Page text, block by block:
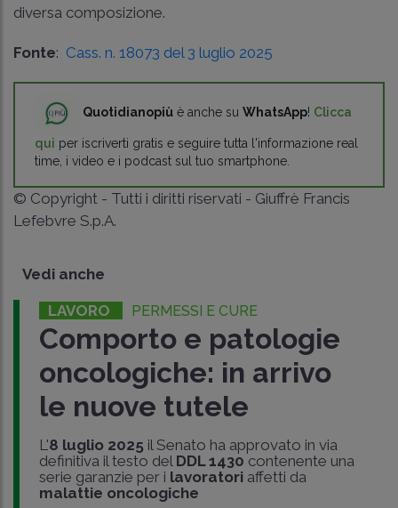
diversa composizione.
Fonte: Cass. n. 18073 del 3 luglio 2025
Quotidianopiù è anche su WhatsApp! Clicca
qui per iscriverti gratis e seguire tutta l'informazione real
time, i video e i podcast sul tuo smartphone.
© Copyright - Tutti i diritti riservati - Giuffrè Francis
Lefebvre S.p.A.
Vedi anche
LAVORO PERMESSI E CURE
Comporto e patologie
oncologiche: in arrivo
le nuove tutele
L'8 luglio 2025il Senato ha approvato in via
definitiva il testo del DDL 1430 contenente una
serie garanzie per i lavoratori affetti da
malattie oncologiche